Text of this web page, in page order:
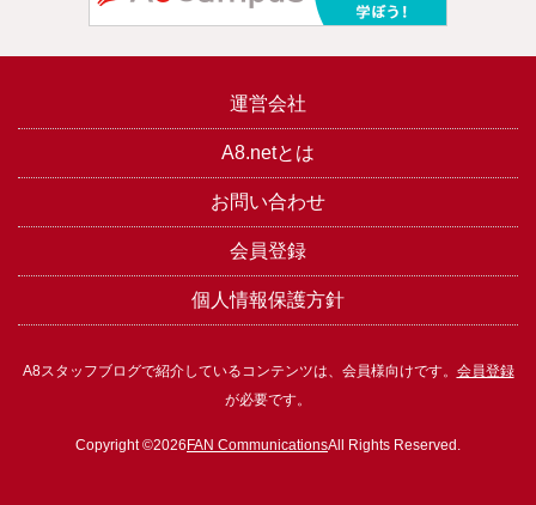
運営会社
A8.netとは
お問い合わせ
会員登録
個人情報保護方針
A8スタッフブログで紹介しているコンテンツは、会員様向けです。 会員登録
が必要です。
Copyright ©2026 FAN CommunicationsAll Rights Reserved.